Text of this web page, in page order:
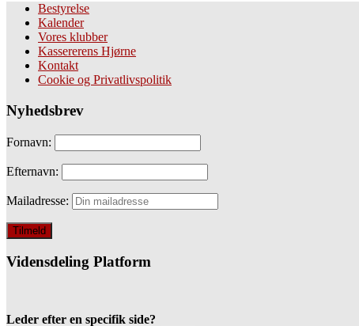
Bestyrelse
Kalender
Vores klubber
Kassererens Hjørne
Kontakt
Cookie og Privatlivspolitik
Nyhedsbrev
Fornavn:
Efternavn:
Mailadresse:
Vidensdeling Platform
Leder efter en specifik side?